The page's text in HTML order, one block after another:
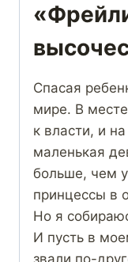
Спасая
мире. В
к власти, и
маленькая
больше, чем
принцессы в
Но я
И пусть в